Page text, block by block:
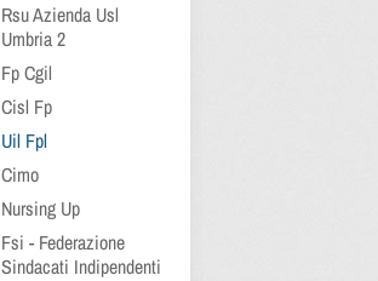
Rsu Azienda Usl
Umbria 2
Fp Cgil
Cisl Fp
Uil Fpl
Cimo
Nursing Up
Fsi - Federazione
Sindacati Indipendenti